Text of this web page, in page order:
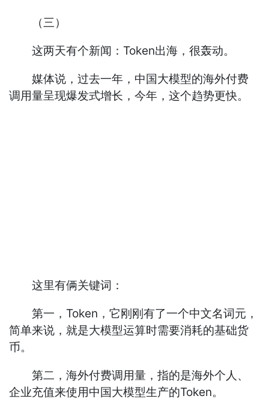
（三）
这两天有个新闻：Token出海，很轰动。
媒体说，过去一年，中国大模型的海外付费
调用量呈现爆发式增长，今年，这个趋势更快。
这里有俩关键词：
第一，Token，它刚刚有了一个中文名词元，
简单来说，就是大模型运算时需要消耗的基础货
币。
第二，海外付费调用量，指的是海外个人、
企业充值来使用中国大模型生产的Token。